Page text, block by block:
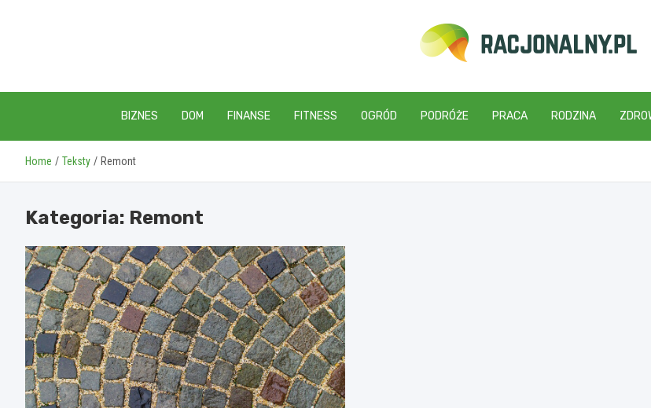
racjonalny.pl
BIZNES DOM FINANSE FITNESS OGRÓD PODRÓŻE PRACA RODZINA
Home Teksty Remont
Kategoria: Remont